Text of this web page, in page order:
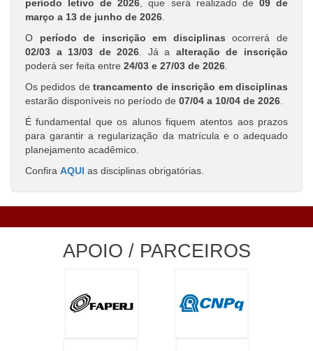
período letivo de 2026 , que será realizado de 09 de
março a 13 de junho de 2026
O período de inscrição em disciplinas ocorrerá de
02/03 a 13/03 de 2026 . Já a alteração de inscrição
poderá ser feita entre 24/03 e 27/03 de 2026
Os pedidos detrancamento de inscrição em disciplinas
estarão disponíveis no período de 07/04 a 10/04 de 2026
É fundamental que os alunos fiquem atentos aos prazos
para garantir a regularização da matrícula e o adequado
planejamento acadêmico.
Confira AQUI as disciplinas obrigatórias.
APOIO / PARCEIROS